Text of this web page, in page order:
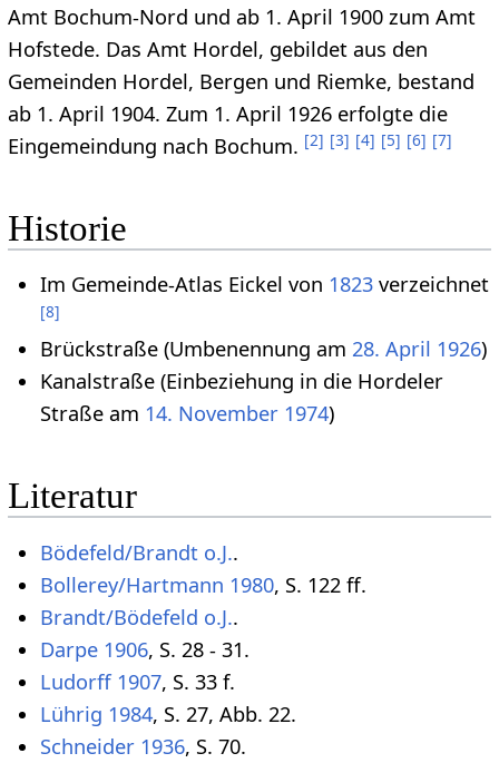
Amt Bochum-Nord und ab 1. April 1900 zum Amt
Hofstede. Das Amt Hordel, gebildet aus den
Gemeinden Hordel, Bergen und Riemke, bestand
ab 1. April 1904. Zum 1. April 1926 erfolgte die
Eingemeindung nach Bochum. [2] [3] [4] [5] [6] [7]
Historie
Im Gemeinde-Atlas Eickel von 1823 verzeichnet
[8]
Brückstraße (Umbenennung am 28. April 1926)
Kanalstraße (Einbeziehung in die Hordeler
Straße am 14. November 1974)
Literatur
Bödefeld/Brandt o.J..
Bollerey/Hartmann 1980, S. 122 ff.
Brandt/Bödefeld o.J..
Darpe 1906, S. 28 - 31.
Ludorff 1907, S. 33 f.
Lührig 1984, S. 27, Abb. 22.
Schneider 1936, S. 70.